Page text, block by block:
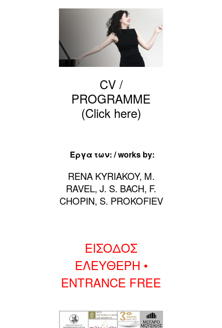
CV /
PROGRAMME
(Click here)
Έργα των: / works by:
RENA KYRIAKOY, M.
RAVEL, J. S. BACH, F.
CHOPIN, S. PROKOFIEV
ΕΙΣΟΔΟΣ
ΕΛΕΥΘΕΡΗ •
ENTRANCE FREE